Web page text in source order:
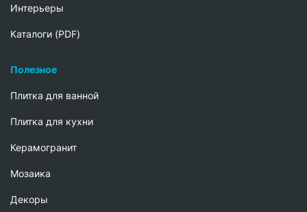
Интерьеры
Каталоги (PDF)
Полезное
Плитка для ванной
Плитка для кухни
Керамогранит
Мозаика
Декоры